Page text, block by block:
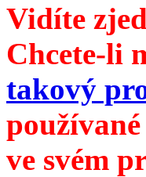
Vidíte
Chcete-li
takový
ve svém